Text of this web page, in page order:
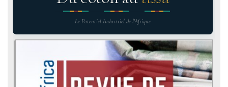
Le Potentiel Industriel de l'Afrique